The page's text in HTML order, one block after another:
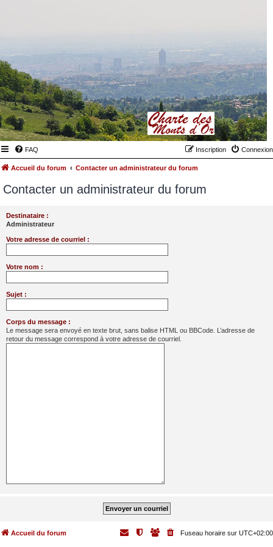
FAQ Connexion
Inscription
Accueil du forum Contacter un administrateur du forum
Contacter un administrateur du forum
Destinataire :
Administrateur
Votre adresse de courriel :
Votre nom :
Sujet :
Corps du message :
Le message sera envoyé en texte brut, sans balise HTML ou BBCode. L’adresse de
retour du message correspond à votre adresse de courriel.
Accueil du forum Fuseau horaire sur UTC+02:00